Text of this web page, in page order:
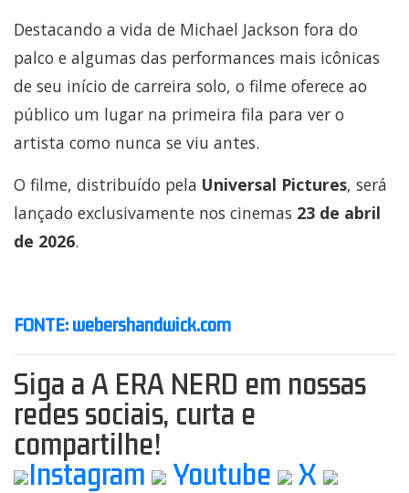
Destacando a vida de Michael Jackson fora do
palco e algumas das performances mais icônicas
de seu início de carreira solo, o filme oferece ao
público um lugar na primeira fila para ver o
artista como nunca se viu antes.
O filme, distribuído pela Universal Pictures, será
lançado exclusivamente nos cinemas 23 de abril
de 2026.
FONTE: webershandwick.com
Siga a A ERA NERD em nossas
redes sociais, curta e
compartilhe!
Instagram Youtube X